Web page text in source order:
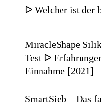
ᐅ Welcher ist der
MiracleShape
Test ᐅ
Einnahme [2021]
SmartSieb – Das